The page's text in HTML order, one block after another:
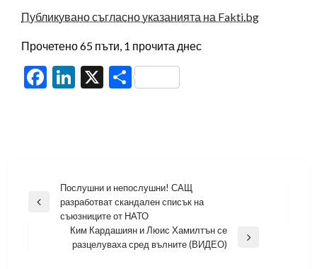
Публикувано съгласно указанията на Fakti.bg
Прочетено 65 пъти, 1 прочита днес
Facebook
LinkedIn
X Share
Навигация
Previous
Послушни и непослушни! САЩ
разработват скандален списък на
съюзниците от НАТО
Ким Кардашиян и Люис Хамилтън се
разцелуваха сред вълните (ВИДЕО)